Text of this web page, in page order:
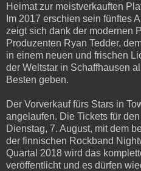
Heimat zur meistverkauften
Im 2017 erschien sein fünftes
zeigt sich dank der modernen
Produzenten Ryan Tedder,
in einem neuen und frischen
der Weltstar in Schaffhausen
Besten geben.
Der Vorverkauf fürs Stars in
angelaufen. Die Tickets für
Dienstag, 7. August, mit dem
der finnischen Rockband
Quartal 2018 wird das
veröffentlicht und es dürfen